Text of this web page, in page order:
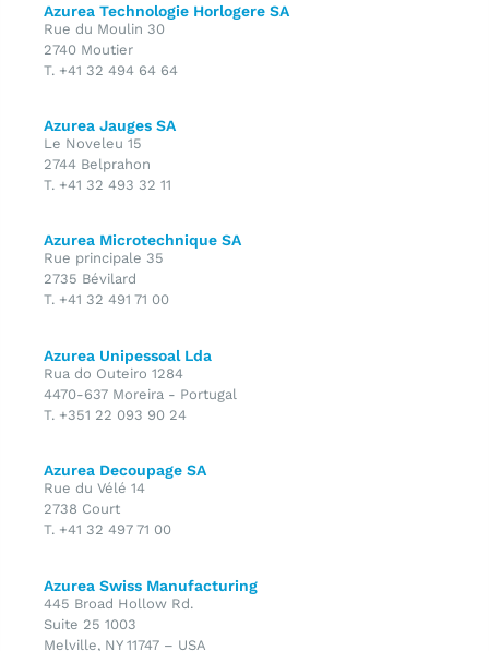
Azurea Technologie Horlogere SA
Rue du Moulin 30
2740 Moutier
T. +41 32 494 64 64
Azurea Jauges SA
Le Noveleu 15
2744 Belprahon
T. +41 32 493 32 11
Azurea Microtechnique SA
Rue principale 35
2735 Bévilard
T. +41 32 491 71 00
Azurea Unipessoal Lda
Rua do Outeiro 1284
4470-637 Moreira - Portugal
T. +351 22 093 90 24
Azurea Decoupage SA
Rue du Vélé 14
2738 Court
T. +41 32 497 71 00
Azurea Swiss Manufacturing
445 Broad Hollow Rd.
Suite 25 1003
Melville, NY 11747 – USA